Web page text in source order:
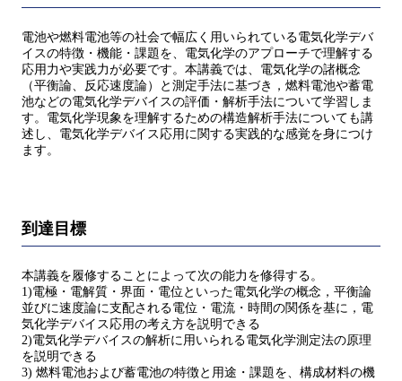
電池や燃料電池等の社会で幅広く用いられている電気化学デバ
イスの特徴・機能・課題を、電気化学のアプローチで理解する
応用力や実践力が必要です。本講義では、電気化学の諸概念
（平衡論、反応速度論）と測定手法に基づき，燃料電池や蓄電
池などの電気化学デバイスの評価・解析手法について学習しま
す。電気化学現象を理解するための構造解析手法についても講
述し、電気化学デバイス応用に関する実践的な感覚を身につけ
ます。
到達目標
本講義を履修することによって次の能力を修得する。
1)電極・電解質・界面・電位といった電気化学の概念，平衡論
並びに速度論に支配される電位・電流・時間の関係を基に，電
気化学デバイス応用の考え方を説明できる
2)電気化学デバイスの解析に用いられる電気化学測定法の原理
を説明できる
3) 燃料電池および蓄電池の特徴と用途・課題を、構成材料の機